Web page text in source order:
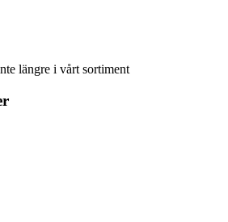
längre i vårt sortiment